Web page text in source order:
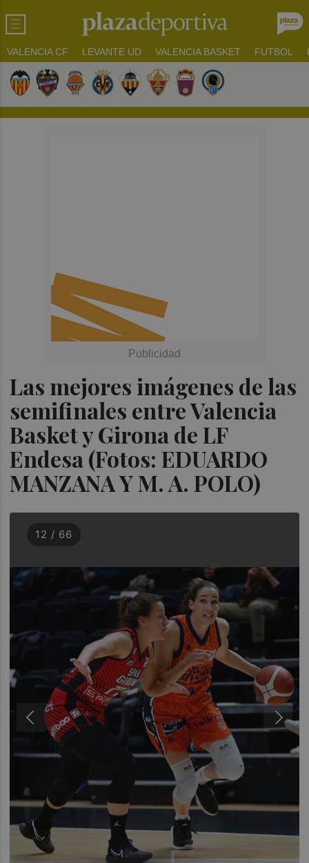
VALENCIA CF LEVANTE UD VALENCIA BASKET FUTBOL
Las mejores imágenes de las
semifinales entre Valencia
Basket y Girona de LF
Endesa (Fotos: EDUARDO
MANZANA Y M. A. POLO)
12 / 66